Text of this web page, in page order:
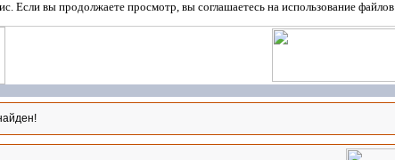
Если вы продолжаете просмотр, вы соглашаетесь на использование файлов